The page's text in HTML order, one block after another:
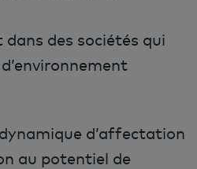
des sociétés qui
d’affectation
au potentiel de